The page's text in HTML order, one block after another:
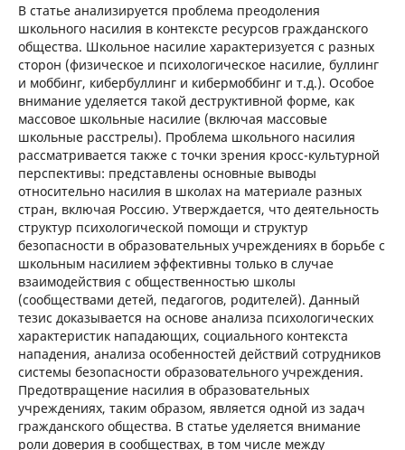
В статье анализируется проблема преодоления
школьного насилия в контексте ресурсов гражданского
общества. Школьное насилие характеризуется с разных
сторон (физическое и психологическое насилие, буллинг
и моббинг, кибербуллинг и кибермоббинг и т.д.). Особое
внимание уделяется такой деструктивной форме, как
массовое школьные насилие (включая массовые
школьные расстрелы). Проблема школьного насилия
рассматривается также с точки зрения кросс-культурной
перспективы: представлены основные выводы
относительно насилия в школах на материале разных
стран, включая Россию. Утверждается, что деятельность
структур психологической помощи и структур
безопасности в образовательных учреждениях в борьбе с
школьным насилием эффективны только в случае
взаимодействия с общественностью школы
(сообществами детей, педагогов, родителей). Данный
тезис доказывается на основе анализа психологических
характеристик нападающих, социального контекста
нападения, анализа особенностей действий сотрудников
системы безопасности образовательного учреждения.
Предотвращение насилия в образовательных
учреждениях, таким образом, является одной из задач
гражданского общества. В статье уделяется внимание
роли доверия в сообществах, в том числе между